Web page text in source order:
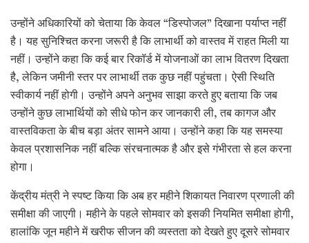
उन्होंने अधिकारियों को चेताया कि केवल “डिस्पोजल” दिखाना पर्याप्त नहीं
है। यह सुनिश्चित करना जरूरी है कि लाभार्थी को वास्तव में राहत मिली या
नहीं। उन्होंने कहा कि कई बार रिकॉर्ड में योजनाओं का लाभ वितरण दिखता
है, लेकिन जमीनी स्तर पर लाभार्थी तक कुछ नहीं पहुंचता। ऐसी स्थिति
स्वीकार्य नहीं होगी। उन्होंने अपने अनुभव साझा करते हुए बताया कि जब
उन्होंने कुछ लाभार्थियों को सीधे फोन कर जानकारी ली, तब कागज और
वास्तविकता के बीच बड़ा अंतर सामने आया। उन्होंने कहा कि यह समस्या
केवल प्रशासनिक नहीं बल्कि संरचनात्मक है और इसे गंभीरता से हल करना
होगा।
केंद्रीय मंत्री ने स्पष्ट किया कि अब हर महीने शिकायत निवारण प्रणाली की
समीक्षा की जाएगी। महीने के पहले सोमवार को इसकी नियमित समीक्षा होगी,
हालांकि जून महीने में खरीफ सीजन की व्यस्तता को देखते हुए दूसरे सोमवार